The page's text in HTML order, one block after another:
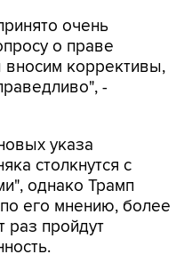
очень
о праве
коррективы,
-
указа
столкнутся с
однако Трамп
его мнению, более
раз пройдут